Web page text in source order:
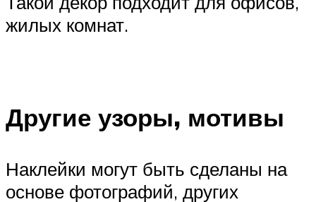
жилых комнат.
Другие узоры, мотивы
Наклейки могут быть сделаны на
основе фотографий, других